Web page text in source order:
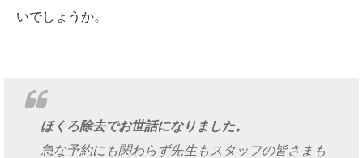
いでしょうか。
ほくろ除去でお世話になりました。
急な予約にも関わらず先生もスタッフの皆さまも